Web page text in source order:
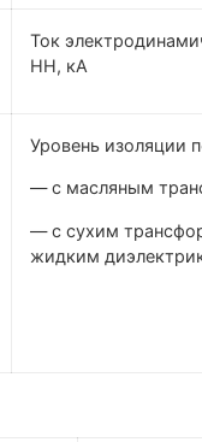
Ток
НН, кА
Уровень изоляции
— с масляным
— с сухим
жидким